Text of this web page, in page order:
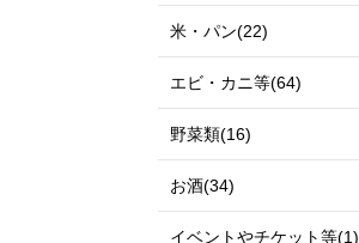
米・パン(22)
エビ・カニ等(64)
野菜類(16)
お酒(34)
イベントやチケット等(1)